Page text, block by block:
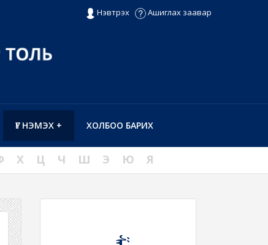
Нэвтрэх Ашиглах заавар
ХОЛБОО БАРИХ
ҮГ НЭМЭХ +
Х Ц Ч Ш Э Ю Я